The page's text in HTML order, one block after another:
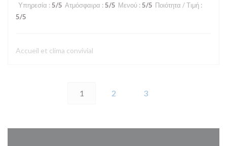
Υπηρεσία : 5/5 Ατμόσφαιρα : 5/5 Μενού : 5/5 Ποιότητα / Τιμή :
5/5
Accueil et clima convivial
1 2 3